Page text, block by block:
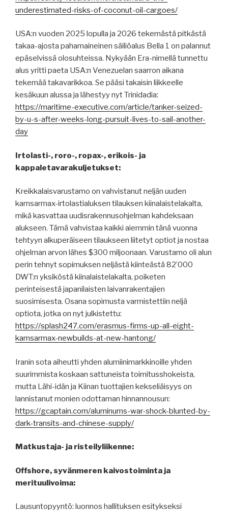
underestimated-risks-of-coconut-oil-cargoes/
USA:n vuoden 2025 lopulla ja 2026 tekemästä pitkästä
takaa-ajosta pahamaineinen säiliöalus Bella 1 on palannut
epäselvissä olosuhteissa. Nykyään Era-nimellä tunnettu
alus yritti paeta USA:n Venezuelan saarron aikana
tekemää takavarikkoa. Se pääsi takaisin liikkeelle
kesäkuun alussa ja lähestyy nyt Trinidadia:
https://maritime-executive.com/article/tanker-seized-
by-u-s-after-weeks-long-pursuit-lives-to-sail-another-
day
Irtolasti-, roro-, ropax-, erikois- ja
kappaletavarakuljetukset:
Kreikkalaisvarustamo on vahvistanut neljän uuden
kamsarmax-irtolastialuksen tilauksen kiinalaistelakalta,
mikä kasvattaa uudisrakennusohjelman kahdeksaan
alukseen. Tämä vahvistaa kaikki aiemmin tänä vuonna
tehtyyn alkuperäiseen tilaukseen liitetyt optiot ja nostaa
ohjelman arvon lähes $300 miljoonaan. Varustamo oli alun
perin tehnyt sopimuksen neljästä kiinteästä 82’000
DWT:n yksiköstä kiinalaistelakalta, poiketen
perinteisestä japanilaisten laivanrakentajien
suosimisesta. Osana sopimusta varmistettiin neljä
optiota, jotka on nyt julkistettu:
https://splash247.com/erasmus-firms-up-all-eight-
kamsarmax-newbuilds-at-new-hantong/
Iranin sota aiheutti yhden alumiinimarkkinoille yhden
suurimmista koskaan sattuneista toimitusshokeista,
mutta Lähi-idän ja Kiinan tuottajien kekseliäisyys on
lannistanut monien odottaman hinnannousun:
https://gcaptain.com/aluminums-war-shock-blunted-by-
dark-transits-and-chinese-supply/
Matkustaja- ja risteilyliikenne:
Offshore, syvänmeren kaivostoiminta ja
merituulivoima:
Lausuntopyyntö: luonnos hallituksen esitykseksi